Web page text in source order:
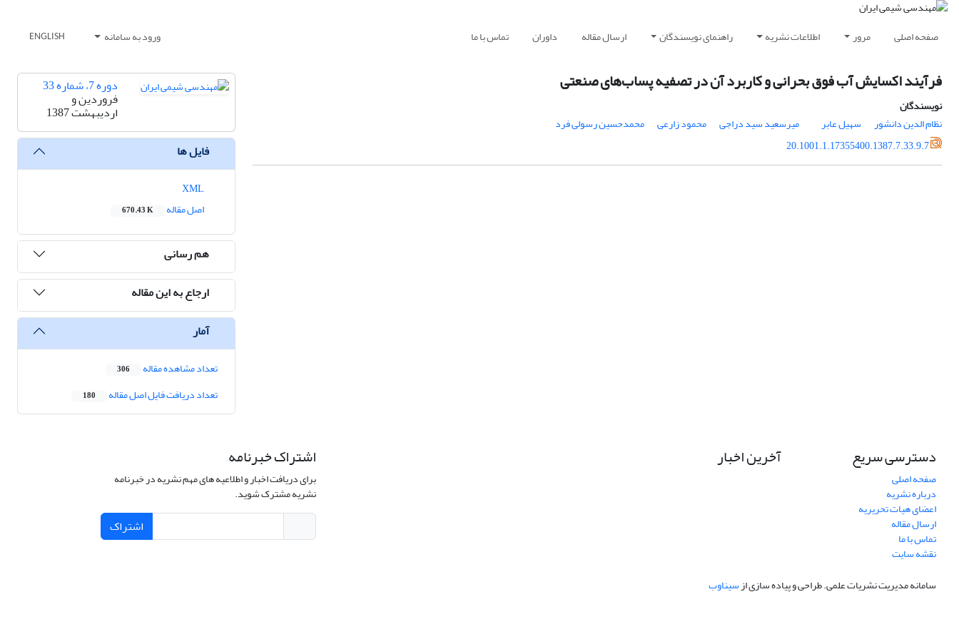
صفحه اصلی مرور اطلاعات نشریه راهنمای نویسندگان ارسال مقاله داوران تماس با ما ورود به سامانه ENGLISH
فرآیند اکسایش آب فوق بحرانی و کاربرد آن در تصفیه پساب‌های صنعتی
نویسندگان
نظام الدین دانشور
سهیل عابر میرسعید سید دراجی محمود زارعی
محمدحسین رسولی فرد
20.1001.1.17355400.1387.7.33.9.7
دوره 7، شماره 33
فروردین و
اردیبهشت 1387
فایل ها
اصل مقاله
670.43 K
هم رسانی
ارجاع به این مقاله
آمار
تعداد مشاهده مقاله 306
تعداد دریافت فایل اصل مقاله 180
دسترسی سریع
صفحه اصلی
درباره نشریه
اعضای هیات تحریریه
ارسال مقاله
تماس با ما
نقشه سایت
آخرین اخبار اشتراک خبرنامه
برای دریافت اخبار و اطلاعیه های مهم نشریه در خبرنامه
نشریه مشترک شوید.
اشتراک
سامانه مدیریت نشریات علمی.طراحی و پیاده سازی ازسیناوب